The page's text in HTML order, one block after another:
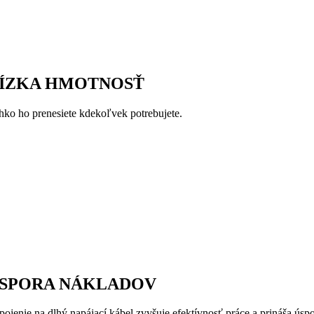
HMOTNOSŤ
ho prenesiete kdekoľvek potrebujete.
NÁKLADOV